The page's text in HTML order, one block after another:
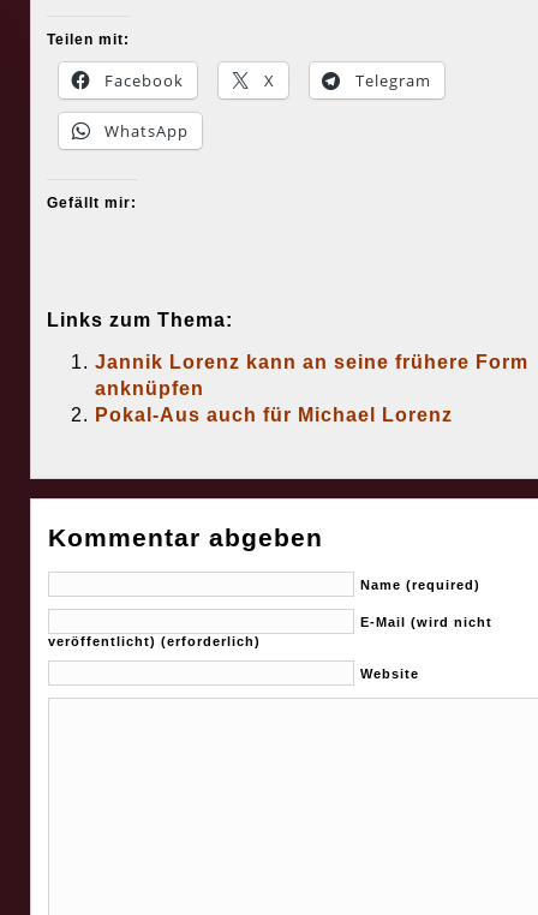
Teilen mit:
Facebook X Telegram
WhatsApp
Gefällt mir:
Links zum Thema:
Jannik Lorenz kann an seine frühere Form
anknüpfen
Pokal-Aus auch für Michael Lorenz
Kommentar abgeben
Name (required)
E-Mail (wird nicht
veröffentlicht) (erforderlich)
Website